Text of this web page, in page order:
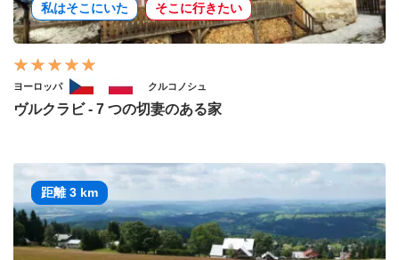
私はそこにいた そこに行きたい
ヨーロッパ クルコノシュ
ヴルクラビ - 7 つの切妻のある家
距離 3 km